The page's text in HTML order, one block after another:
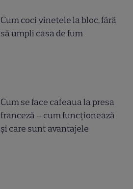
Cum coci vinetele la bloc, fără
să umpli casa de fum
Cum se face cafeaua la presa
franceză – cum funcționează
și care sunt avantajele